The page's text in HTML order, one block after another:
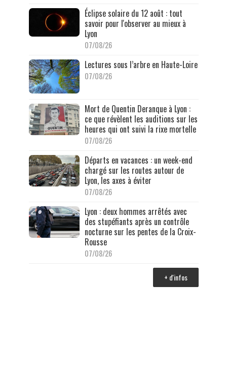
Éclipse solaire du 12 août : tout
savoir pour l'observer au mieux à
Lyon
07/08/26
Lectures sous l’arbre en Haute-Loire
07/08/26
Mort de Quentin Deranque à Lyon :
ce que révèlent les auditions sur les
heures qui ont suivi la rixe mortelle
07/08/26
Départs en vacances : un week-end
chargé sur les routes autour de
Lyon, les axes à éviter
07/08/26
Lyon : deux hommes arrêtés avec
des stupéfiants après un contrôle
nocturne sur les pentes de la Croix-
Rousse
07/08/26
+ d'infos